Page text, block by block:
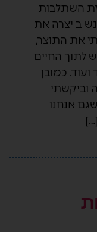
השתלבות
ב יצרה את
את התוצר,
לתוך החיים
כמובן
וביקשתי
אנחנו